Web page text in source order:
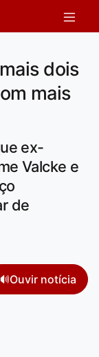
dois
mais
ex-
Valcke e
de
Ouvir notícia